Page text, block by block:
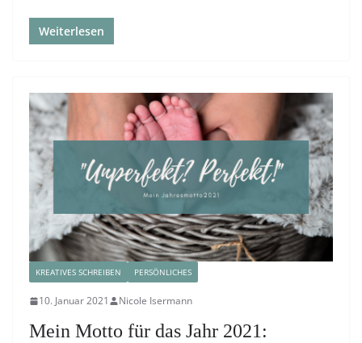
Weiterlesen
KREATIVES SCHREIBEN PERSÖNLICHES
10. Januar 2021 Nicole Isermann
Mein Motto für das Jahr 2021: